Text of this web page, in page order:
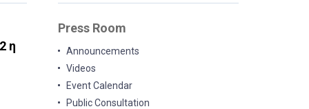
η
Press Room
Announcements
Videos
Event Calendar
Public Consultation